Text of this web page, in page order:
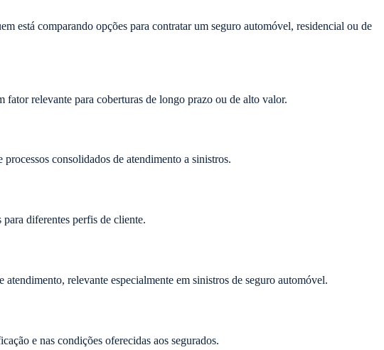
está comparando opções para contratar um seguro automóvel, residencial ou de
relevante para coberturas de longo prazo ou de alto valor.
consolidados de atendimento a sinistros.
diferentes perfis de cliente.
relevante especialmente em sinistros de seguro automóvel.
e nas condições oferecidas aos segurados.